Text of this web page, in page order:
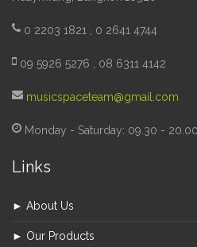
0 2203 1821 , 0 2641 4744
09 5926 5276 , 08 6311 4142
musicspaceteam@gmail.com
Monday - Saturday: 09.30 - 20.00
Links
► About Us
► Our Products